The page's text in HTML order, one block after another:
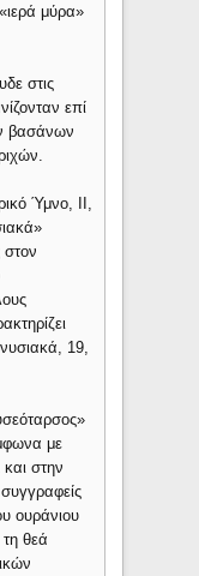
μύρα»
στις
επί
βασάνων
Ύμνο, ΙΙ,
19,
με
στην
ουράνιου
τη θεά